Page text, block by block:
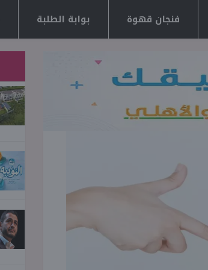
فنجان قهوة بوابة الطلبة